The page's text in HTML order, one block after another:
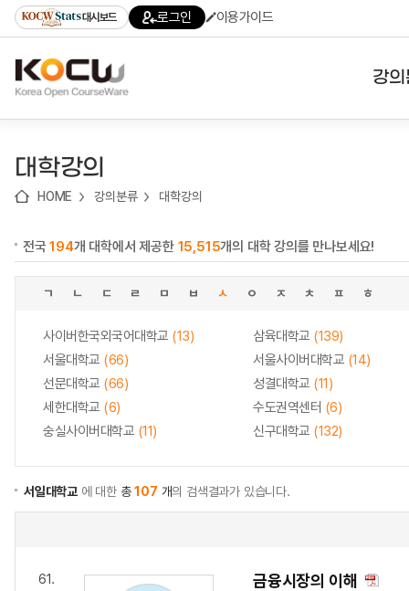
기
기
기
content)
가
대시보드 로그인 이용가이드
강
대학강의
HOME 강의분류 대학강의
전국194개 대학에서 제공한 15,515개의 대학 강의를 만나보세요!
ㄱ ㄴ ㄷ ㄹ ㅁ ㅂ ㅅ ㅇ ㅈ ㅊ ㅍ ㅎ
사이버한국외국어대학교 (13) 삼육대학교 (139)
서울대학교 (66) 서울사이버대학교 (14)
선문대학교 (66) 성결대학교 (11)
세한대학교 (6) 수도권역센터 (6)
숭실사이버대학교 (11) 신구대학교 (132)
서일대학교 에 대한 총107 개의 검색결과가 있습니다.
61. 금융시장의 이해